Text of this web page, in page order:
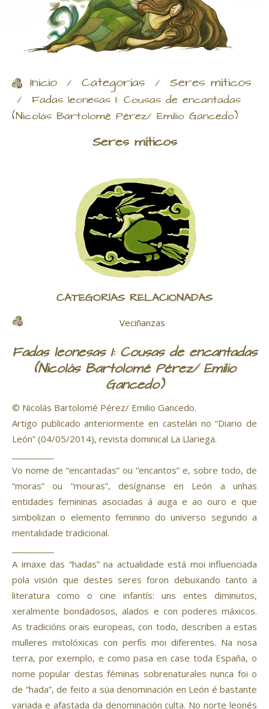
Inicio / Categorías / Seres míticos
/ Fadas leonesas I: Cousas de encantadas
(Nicolás Bartolomé Pérez/ Emilio Gancedo)
Seres míticos
CATEGORÍAS RELACIONADAS
Veciñanzas
Fadas leonesas I: Cousas de encantadas
(Nicolás Bartolomé Pérez/ Emilio
Gancedo)
© Nicolás Bartolomé Pérez/ Emilio Gancedo.
Artigo publicado anteriormente en castelán no “Diario de
León” (04/05/2014), revista dominical La Llariega.
Vo nome de “encantadas” ou “encantos” e, sobre todo, de
“moras” ou “mouras”, desígnanse en León a unhas
entidades femininas asociadas á auga e ao ouro e que
simbolizan o elemento feminino do universo segundo a
mentalidade tradicional.
A imaxe das “hadas” na actualidade está moi influenciada
pola visión que destes seres foron debuxando tanto a
literatura como o cine infantís: uns entes diminutos,
xeralmente bondadosos, alados e con poderes máxicos.
As tradicións orais europeas, con todo, describen a estas
mulleres mitolóxicas con perfís moi diferentes. Na nosa
terra, por exemplo, e como pasa en case toda España, o
nome popular destas féminas sobrenaturales nunca foi o
de “hada”, de feito a súa denominación en León é bastante
variada e afastada da denominación culta. No norte leonés